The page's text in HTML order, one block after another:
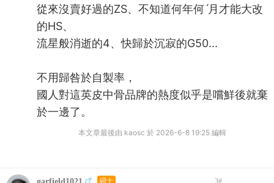
從來沒賣好過的ZS、不知道何年何ˊ月才能大改
的HS、
流星般消逝的4、快歸於沉寂的G50...
不用歸咎於自製率，
國人對這英皮中骨品牌的熱度似乎是嚐鮮後就棄
於一邊了。
本文章最後由 kaosc 於 2026-6-8 19:25 編輯
碩士 3#